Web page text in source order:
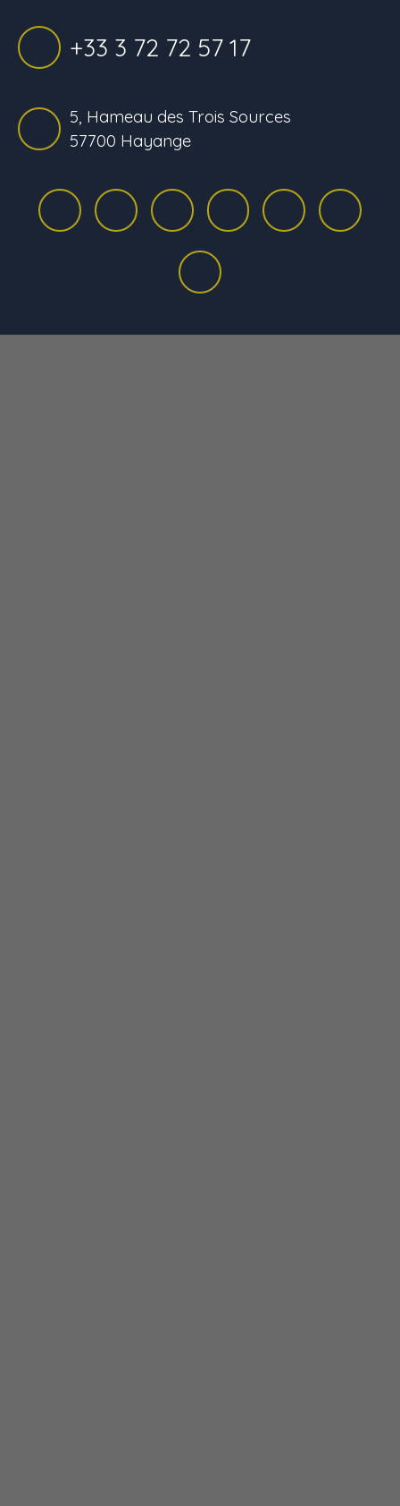
+33 3 72 72 57 17
5, Hameau des Trois Sources
57700 Hayange